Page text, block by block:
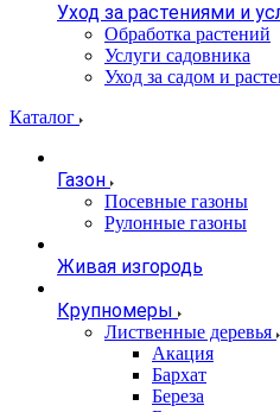
Уход за растениями и
Обработка растений
Услуги садовника
Уход за садом и
Каталог
Газон
Посевные газоны
Рулонные газоны
Живая изгородь
Крупномеры
Лиственные деревья
Акация
Бархат
Береза